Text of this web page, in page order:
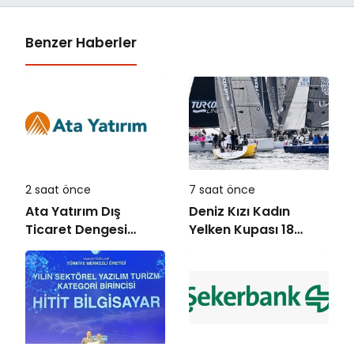
Benzer Haberler
2 saat önce
Ata Yatırım Dış
Ticaret Dengesi
Analiz Raporunu
Yayımladı
7 saat önce
Deniz Kızı Kadın
Yelken Kupası 18